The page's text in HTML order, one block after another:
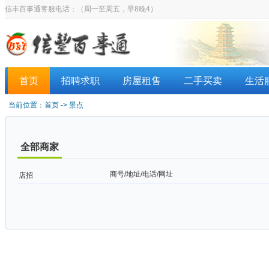
信丰百事通客服电话： （周一至周五，早8晚4）
首页 招聘求职 房屋租售 二手买卖 生活
当前位置： 首页 -> 景点
全部商家
店招 商号/地址/电话/网址